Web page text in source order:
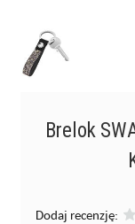
Brelok
Dodaj recenzję: